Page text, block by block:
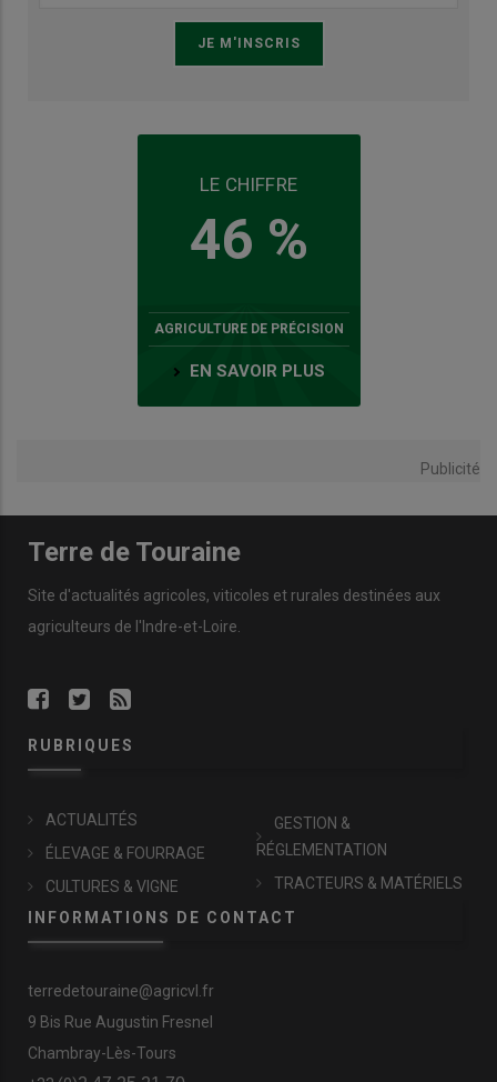
LE CHIFFRE
46 %
AGRICULTURE DE PRÉCISION
EN SAVOIR PLUS
Publicité
Terre de Touraine
Site d'actualités agricoles, viticoles et rurales destinées aux
agriculteurs de l'Indre-et-Loire.
RUBRIQUES
ACTUALITÉS
ÉLEVAGE & FOURRAGE
CULTURES & VIGNE
GESTION &
RÉGLEMENTATION
TRACTEURS & MATÉRIELS
INFORMATIONS DE CONTACT
terredetouraine@agricvl.fr
9 Bis Rue Augustin Fresnel
Chambray-Lès-Tours